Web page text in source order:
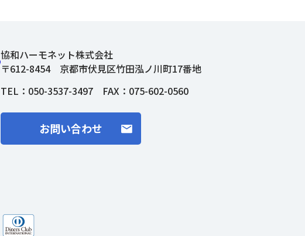
協和ハーモネット株式会社
〒612-8454 京都市伏見区竹田泓ノ川町17番地
TEL： 050-3537-3497 FAX：075-602-0560
お問い合わせ